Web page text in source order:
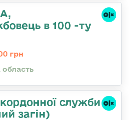
в 100 -ту
грн
служби
загін)